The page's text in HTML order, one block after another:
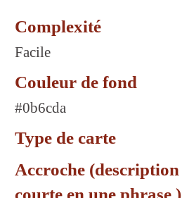
Complexité
Facile
Couleur de fond
#0b6cda
Type de carte
Accroche (description